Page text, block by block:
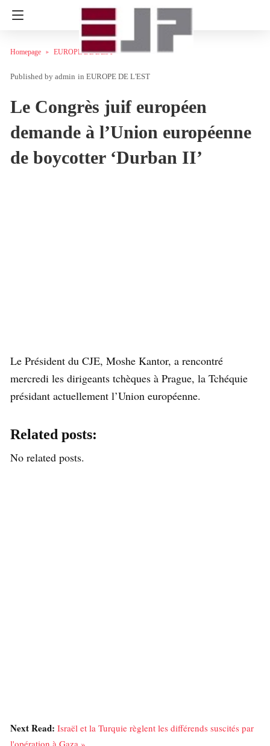
Homepage EUROPE DE L'EST
admin in EUROPE DE L'EST
Le Congrès juif européen
demande à l’Union européenne
de boycotter ‘Durban II’
Le Président du CJE, Moshe Kantor, a rencontré
mercredi les dirigeants tchèques à Prague, la Tchéquie
présidant actuellement l’Union européenne.
Related posts:
No related posts.
Next Read: Israël et la Turquie règlent les différends suscités par
l'opération à Gaza »